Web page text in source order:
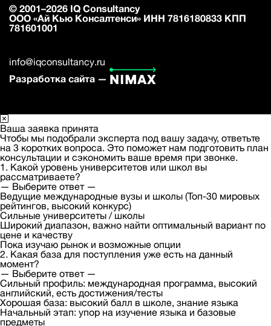
© 2001–2026 IQ Consultancy
ООО «Ай Кью Консалтенси» ИНН 7816180833 КПП
781601001
info@iqconsultancy.ru
Разработка сайта —
Ваша заявка принята
Чтобы мы подобрали эксперта под вашу задачу, ответьте
на 3 коротких вопроса. Это поможет нам подготовить план
консультации и сэкономить ваше время при звонке.
1. Какой уровень университетов или школ вы
рассматриваете?
— Выберите ответ —
Ведущие международные вузы и школы (Топ-30 мировых
рейтингов, высокий конкурс)
Сильные университеты / школы
Широкий диапазон, важно найти оптимальный вариант по
цене и качеству
Пока изучаю рынок и возможные опции
2. Какая база для поступления уже есть на данный
момент?
— Выберите ответ —
Сильный профиль: международная программа, высокий
английский, есть достижения/тесты
Хорошая база: высокий балл в школе, знание языка
Начальный этап: упор на изучение языка и базовые
предметы